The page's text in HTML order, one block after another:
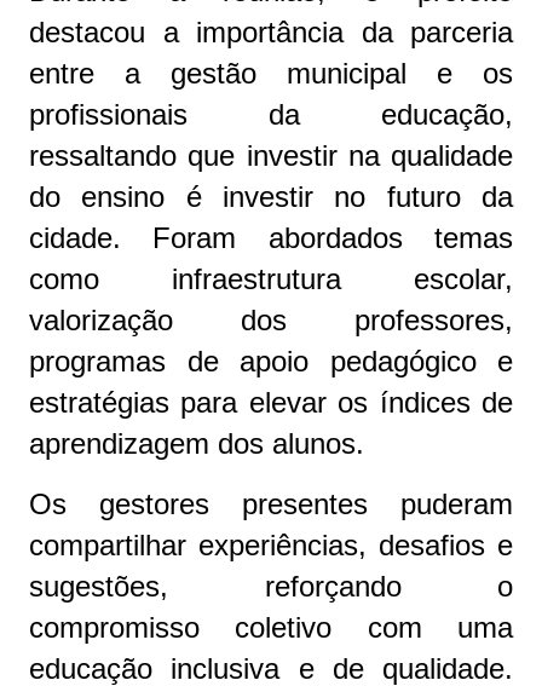
destacou a importância da parceria
entre a gestão municipal e os
profissionais da educação,
ressaltando que investir na qualidade
do ensino é investir no futuro da
cidade. Foram abordados temas
como infraestrutura escolar,
valorização dos professores,
programas de apoio pedagógico e
estratégias para elevar os índices de
aprendizagem dos alunos.
Os gestores presentes puderam
compartilhar experiências, desafios e
sugestões, reforçando o
compromisso coletivo com uma
educação inclusiva e de qualidade.